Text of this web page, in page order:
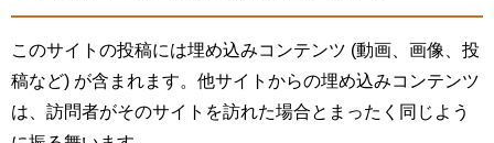
このサイトの投稿には埋め込みコンテンツ (動画、画像、投
稿など) が含まれます。他サイトからの埋め込みコンテンツ
は、訪問者がそのサイトを訪れた場合とまったく同じよう